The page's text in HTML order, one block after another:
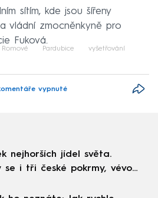
sítím, kde jsou šířeny
vládní zmocněnkyně pro
Fuková.
Romové Pardubice vyšetřování
vypnuté
nejhorších jídel světa.
se i tři české pokrmy, vévodí